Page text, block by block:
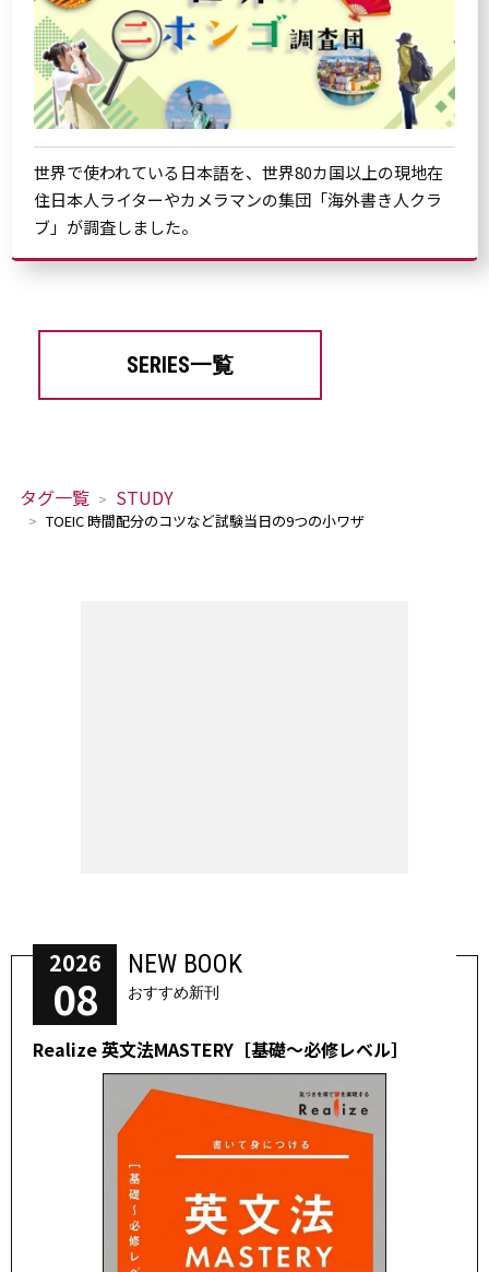
世界で使われている日本語を、世界80カ国以上の現地在
住日本人ライターやカメラマンの集団「海外書き人クラ
ブ」が調査しました。
SERIES一覧
タグ一覧 STUDY
TOEIC 時間配分のコツなど試験当日の9つの小ワザ
2026
08
NEW BOOK
おすすめ新刊
Realize 英文法MASTERY［基礎～必修レベル］